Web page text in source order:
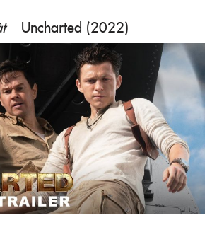
– Uncharted (2022)